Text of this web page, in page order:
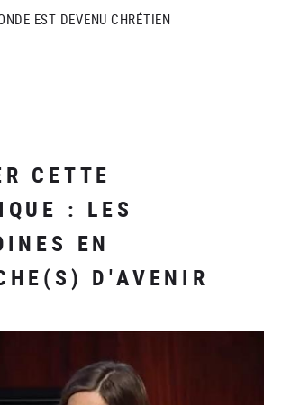
EST DEVENU CHRÉTIEN
CETTE
: LES
EN
D'AVENIR